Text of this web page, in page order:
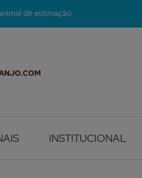
de estimação
INSTITUCIONAL